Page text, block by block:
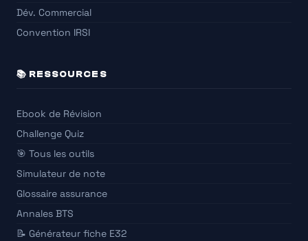
évolutives.
Dév. Commercial
Convention IRSI
📚 RESSOURCES
Ebook de Révision
Challenge Quiz
🎯 Tous les outils
Simulateur de note
Glossaire assurance
Annales BTS
📝 Générateur fiche E32